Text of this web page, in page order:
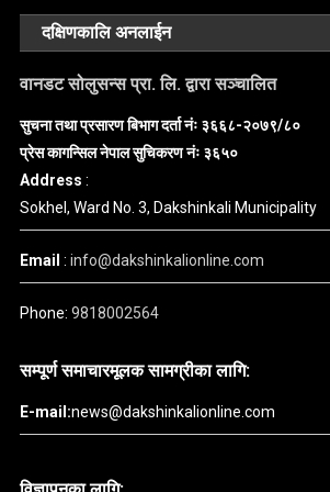
दक्षिणकालि अनलाईन
वानडट सोलुसन्स प्रा. लि. द्वारा सञ्चालित
सुचना तथा प्रसारण बिभाग दर्ता नंः ३६६८-२०७९/८०
प्रेस कागन्सिल नेपाल सुचिकरण नंः ३६५०
Address :
Sokhel, Ward No. 3, Dakshinkali Municipality
Email :info@dakshinkalionline.com
Phone:9818002564
सम्पूर्ण समाचारमूलक सामग्रीका लागि:
E-mail:news@dakshinkalionline.com